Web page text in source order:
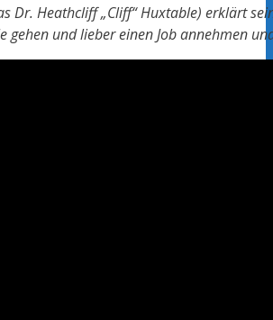
Dr. Heathcliff „Cliff“ Huxtable) erklärt
gehen und lieber einen Job annehmen